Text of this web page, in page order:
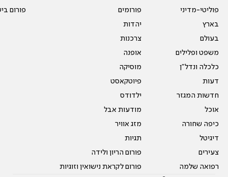
פוליטי-מדיני
בארץ
בעולם
משפט ופלילים
כלכלה ונדל"ן
דעות
חדשות המגזר
אוכל
כיפה שחורה
דיגיטל
צעירים
רפואה שלמה
פורומים
יהדות
צרכנות
אופנה
מוסיקה
פיוטקאסט
ילדודס
מודעות אבל
מזג אוויר
תגיות
פורום הריון ולידה
פורום לקראת נישואין וזוגיות
פורום